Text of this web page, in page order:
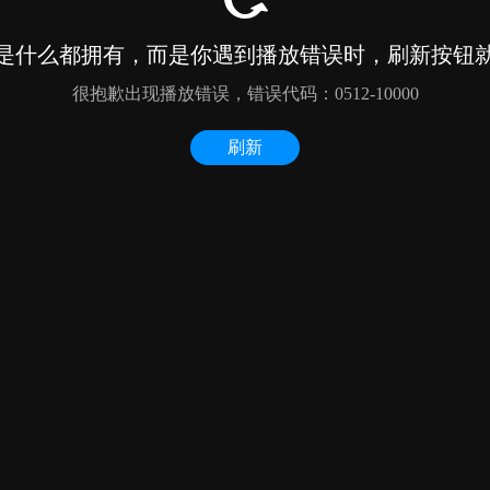
什么都拥有，而是你遇到播放错误时，刷新按钮
很抱歉出现播放错误，错误代码：0512-10000
刷新